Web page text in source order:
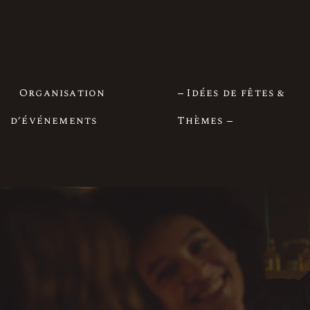
Organisation
d’événements
Idées de fêtes &
Thèmes